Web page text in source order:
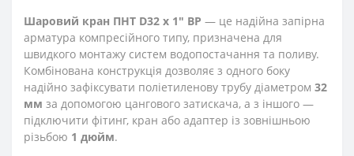
Шаровий кран ПНТ D32 х 1" ВР — це надійна запірна
арматура компресійного типу, призначена для
швидкого монтажу систем водопостачання та поливу.
Комбінована конструкція дозволяє з одного боку
надійно зафіксувати поліетиленову трубу діаметром 32
мм за допомогою цангового затискача, а з іншого —
підключити фітинг, кран або адаптер із зовнішньою
різьбою 1 дюйм.